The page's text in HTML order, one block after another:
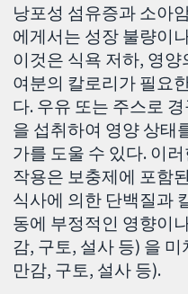
낭포성 섬유증과 소아
에게서는 성장 불량이
이것은 식욕 저하, 영
여분의 칼로리가 필요
다. 우유 또는 주스로
을 섭취하여 영양 상태
가를 도울 수 있다. 이
작용은 보충제에 포함
식사에 의한 단백질과
동에 부정적인 영향이
감, 구토, 설사 등) 을
만감, 구토, 설사 등).